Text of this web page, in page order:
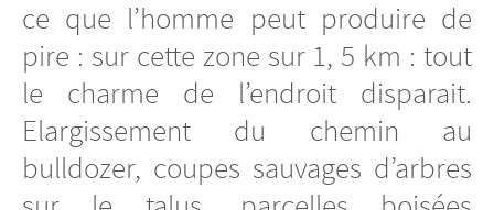
ce que l’homme peut produire de
pire : sur cette zone sur 1, 5 km : tout
le charme de l’endroit disparait.
Elargissement du chemin au
bulldozer, coupes sauvages d’arbres